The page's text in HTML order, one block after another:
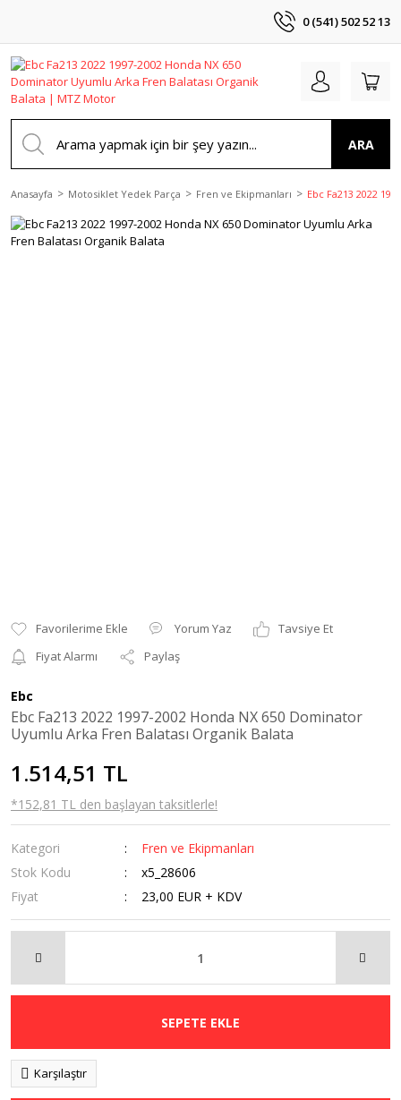
0 (541) 502 52 13
ARA
Anasayfa Motosiklet Yedek Parça Fren ve Ekipmanları Ebc Fa213 2022
Yorum Yaz
Tavsiye Et
Fiyat Alarmı
Paylaş
Ebc
Ebc Fa213 2022 1997-2002 Honda NX 650 Dominator
Uyumlu Arka Fren Balatası Organik Balata
1.514,51 TL
*152,81 TL den başlayan taksitlerle!
Kategori
Fren ve Ekipmanları
Stok Kodu
x5_28606
Fiyat
23,00 EUR + KDV
SEPETE EKLE
Karşılaştır